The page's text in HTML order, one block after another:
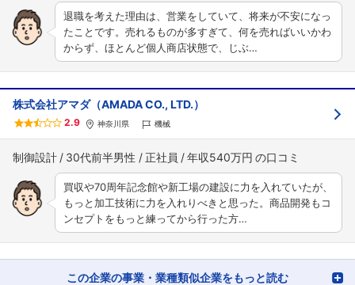
退職を考えた理由は、営業をしていて、将来が不安になっ
たことです。売れるものが多すぎて、何を売ればいいかわ
からず、ほとんど個人商店状態で、じぶ…
株式会社アマダ（AMADA CO., LTD.）
2.9 神奈川県 機械
制御設計 30代前半男性 正社員 年収540万円
買収や70周年記念館や新工場の建設に力を入れていたが、
もっと加工技術に力を入れりべきと思った。商品開発もコ
ンセプトをもっと練ってから行った方…
この企業の事業・業種類似企業をもっと読む